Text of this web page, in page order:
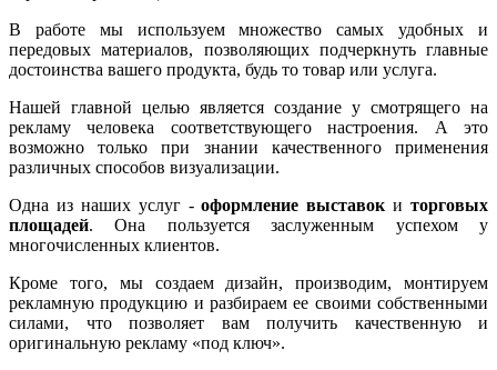
В работе мы используем множество самых удобных и
передовых материалов, позволяющих подчеркнуть главные
достоинства вашего продукта, будь то товар или услуга.
Нашей главной целью является создание у смотрящего на
рекламу человека соответствующего настроения. А это
возможно только при знании качественного применения
различных способов визуализации.
Одна из наших услуг -оформление выставок и торговых
площадей. Она пользуется заслуженным успехом у
многочисленных клиентов.
Кроме того, мы создаем дизайн, производим, монтируем
рекламную продукцию и разбираем ее своими собственными
силами, что позволяет вам получить качественную и
оригинальную рекламу «под ключ».